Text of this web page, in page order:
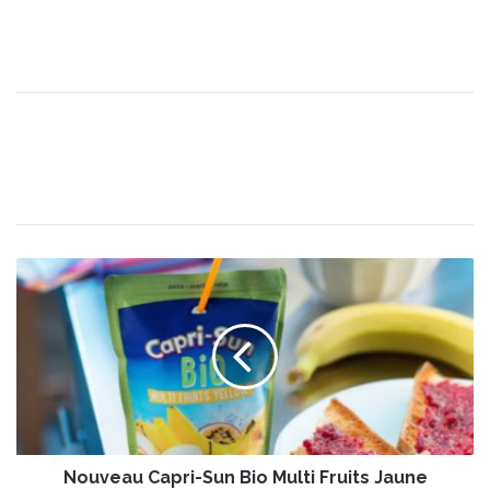
N
o
a
Nouveau Capri-Sun Bio Multi Fruits Jaune